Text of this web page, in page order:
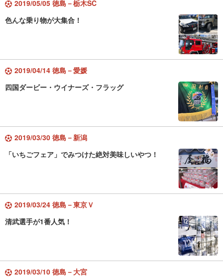
2019/05/05 徳島－栃木SC
色んな乗り物が大集合！
2019/04/14 徳島－愛媛
四国ダービー・ウイナーズ・フラッグ
2019/03/30 徳島－新潟
「いちごフェア」でみつけた絶対美味しいやつ！
2019/03/24 徳島－東京Ｖ
清武選手が1番人気！
2019/03/10 徳島－大宮